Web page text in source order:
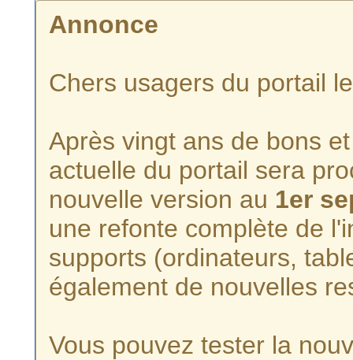
Annonce
Chers usagers du portail
Après vingt ans de bons
actuelle du portail sera
nouvelle version au 1er
une refonte complète de
supports (ordinateurs,
également de nouvelles
Vous pouvez tester la